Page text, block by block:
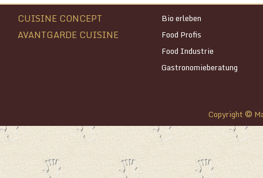
CUISINE CONCEPT
AVANTGARDE CUISINE
Bio erleben
Food Profis
Food Industrie
Gastronomieberatung
Copyright©